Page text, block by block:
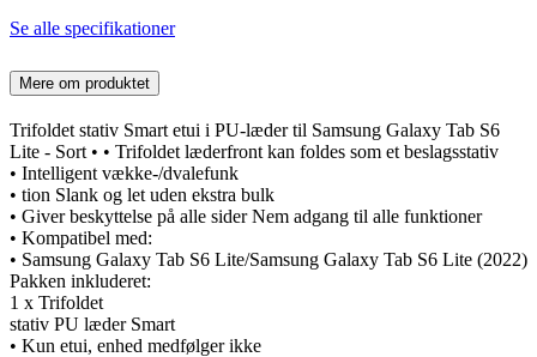
Se alle specifikationer
Mere om produktet
Trifoldet stativ Smart etui i PU-læder til Samsung Galaxy Tab S6
Lite - Sort • • Trifoldet læderfront kan foldes som et beslagsstativ
• Intelligent vække-/dvalefunk
• tion Slank og let uden ekstra bulk
• Giver beskyttelse på alle sider Nem adgang til alle funktioner
• Kompatibel med:
• Samsung Galaxy Tab S6 Lite/Samsung Galaxy Tab S6 Lite (2022)
Pakken inkluderet:
1 x Trifoldet
stativ PU læder Smart
• Kun etui, enhed medfølger ikke